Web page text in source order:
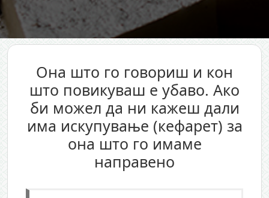
Она што го говориш и кон
што повикуваш е убаво. Ако
би можел да ни кажеш дали
има искупување (кефарет) за
она што го имаме
направено